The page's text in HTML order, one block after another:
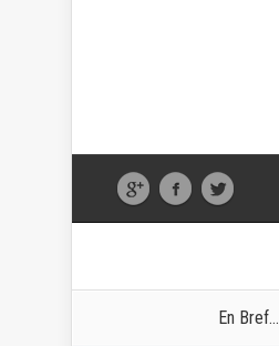
En Bref...